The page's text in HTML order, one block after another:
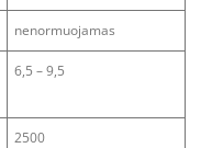
nenormuojamas
6,5 – 9,5
2500